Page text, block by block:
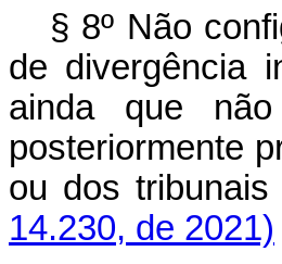
§ 8º Não
de divergência
ainda que
posteriormente
ou dos
14.230, de 2021)